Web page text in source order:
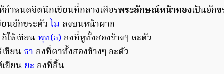
กำหนดจิตนึกเขียนที่กลางเศียรพระลักษณ์หน้าทองเป็นอัก
ยนอักขระตัว โม ลงบนหน้าผาก
ก็ให้เขียนพุท(ธ) ลงที่หูทั้งสองข้างๆ ละตัว
ขียน ธา ลงที่ตาทั้งสองข้างๆ ละตัว
เขียน ยะ ลงที่ลิ้น